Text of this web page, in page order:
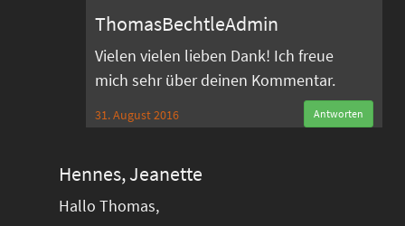
ThomasBechtleAdmin
Vielen vielen lieben Dank! Ich freue
mich sehr über deinen Kommentar.
31. August 2016 Antworten
Hennes, Jeanette
Hallo Thomas,